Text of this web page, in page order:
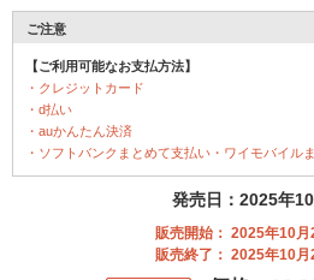
ご注意
【ご利用可能なお支払方法】
・クレジットカード
・d払い
・auかんたん決済
・ソフトバンクまとめて支払い・ワイモバイル
発売日：2025年
販売開始： 2025年10
販売終了： 2025年10